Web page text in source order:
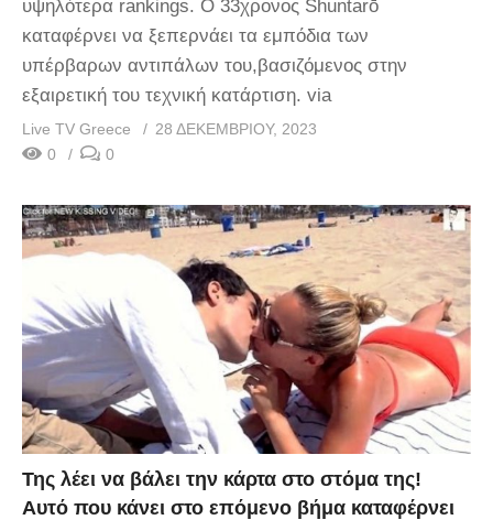
υψηλότερα rankings. Ο 33χρονος Shuntarō
καταφέρνει να ξεπερνάει τα εμπόδια των
υπέρβαρων αντιπάλων του,βασιζόμενος στην
εξαιρετική του τεχνική κατάρτιση. via
Live TV Greece
28 ΔΕΚΕΜΒΡΊΟΥ, 2023
0
0
Της λέει να βάλει την κάρτα στο στόμα της!
Αυτό που κάνει στο επόμενο βήμα καταφέρνει